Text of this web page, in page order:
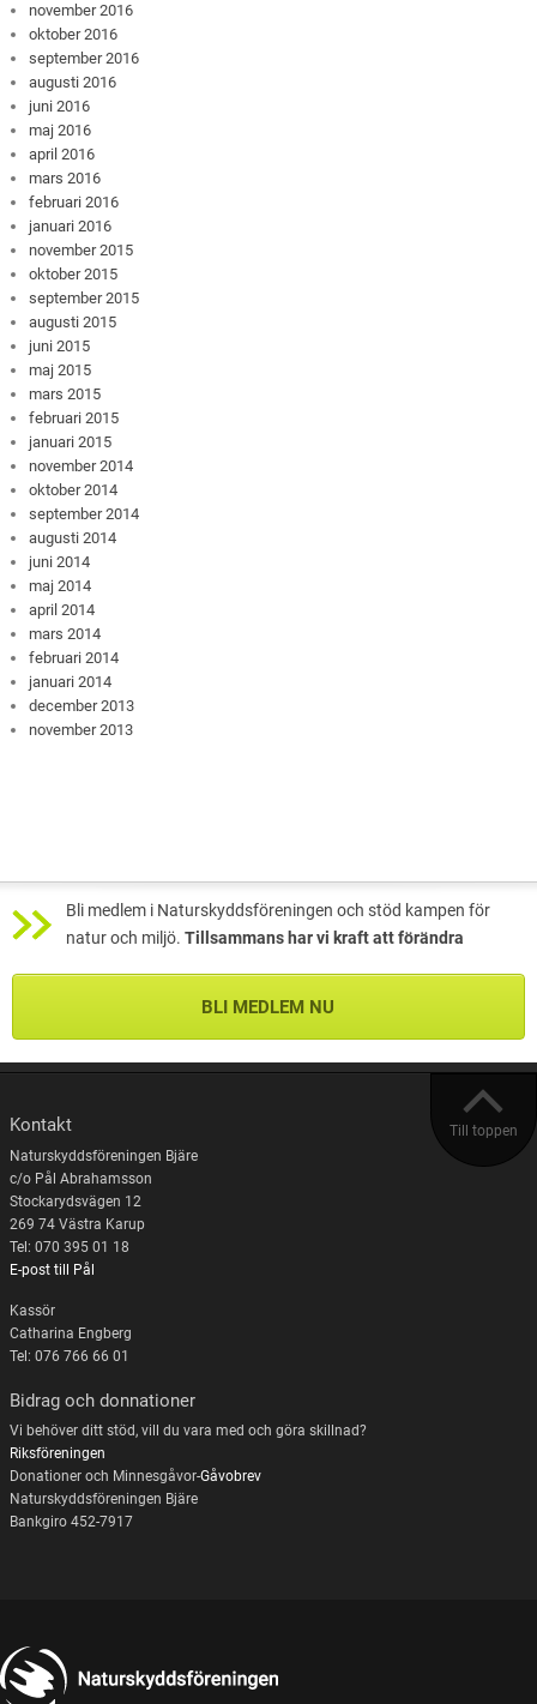
november 2016
oktober 2016
september 2016
augusti 2016
juni 2016
maj 2016
april 2016
mars 2016
februari 2016
januari 2016
november 2015
oktober 2015
september 2015
augusti 2015
juni 2015
maj 2015
mars 2015
februari 2015
januari 2015
november 2014
oktober 2014
september 2014
augusti 2014
juni 2014
maj 2014
april 2014
mars 2014
februari 2014
januari 2014
december 2013
november 2013
Bli medlem i Naturskyddsföreningen och stöd kampen för
natur och miljö. Tillsammans har vi kraft att förändra
BLI MEDLEM NU
Till toppen
Kontakt
Naturskyddsföreningen Bjäre
c/o Pål Abrahamsson
Stockarydsvägen 12
269 74 Västra Karup
Tel: 070 395 01 18
E-post till Pål
Kassör
Catharina Engberg
Tel: 076 766 66 01
Bidrag och donnationer
Vi behöver ditt stöd, vill du vara med och göra skillnad?
Riksföreningen
Donationer och Minnesgåvor-Gåvobrev
Naturskyddsföreningen Bjäre
Bankgiro 452-7917